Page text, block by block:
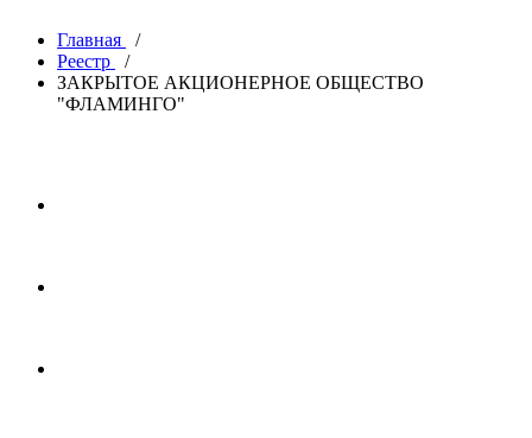
Главная
/
Реестр
/
ЗАКРЫТОЕ АКЦИОНЕРНОЕ ОБЩЕСТВО
"ФЛАМИНГО"